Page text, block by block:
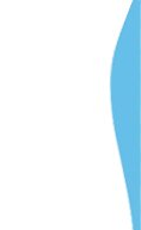
Le paiement en